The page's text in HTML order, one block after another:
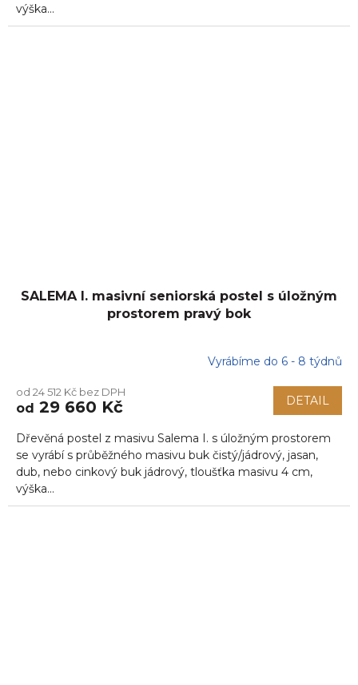
výška...
SALEMA I. masivní seniorská postel s úložným
prostorem pravý bok
Vyrábíme do 6 - 8 týdnů
od 24 512 Kč bez DPH
od 29 660 Kč DETAIL
Dřevěná postel z masivu Salema I. s úložným prostorem
se vyrábí s průběžného masivu buk čistý/jádrový, jasan,
dub, nebo cinkový buk jádrový, tloušťka masivu 4 cm,
výška...